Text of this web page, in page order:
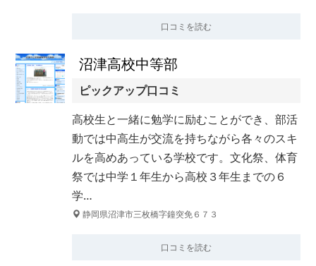
口コミを読む
沼津高校中等部
ピックアップ口コミ
高校生と一緒に勉学に励むことができ、部活
動では中高生が交流を持ちながら各々のスキ
ルを高めあっている学校です。文化祭、体育
祭では中学１年生から高校３年生までの６
学…
静岡県沼津市三枚橋字鐘突免６７３
口コミを読む